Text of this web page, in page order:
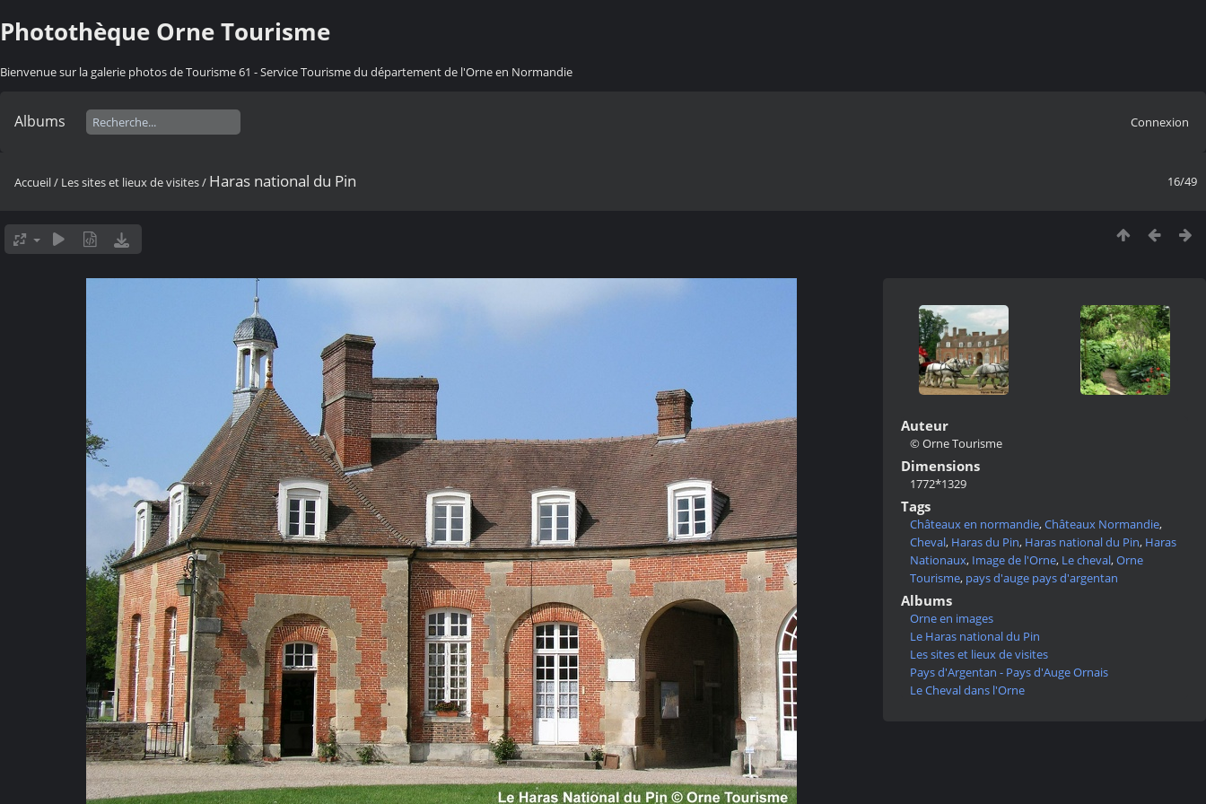
Photothèque Orne Tourisme
Bienvenue sur la galerie photos de Tourisme 61 - Service Tourisme du département de l'Orne en Normandie
Albums Connexion
16/49
Accueil/ Les sites et lieux de visites/ Haras national du Pin
Auteur
© Orne Tourisme
Dimensions
1772*1329
Tags
Châteaux en normandie,Châteaux Normandie,
Cheval, Haras du Pin, Haras national du Pin, Haras
Nationaux, Image de l'Orne, Le cheval,Orne
Tourisme, pays d'auge pays d'argentan
Albums
Orne en images
Le Haras national du Pin
Les sites et lieux de visites
Pays d'Argentan - Pays d'Auge Ornais
Le Cheval dans l'Orne